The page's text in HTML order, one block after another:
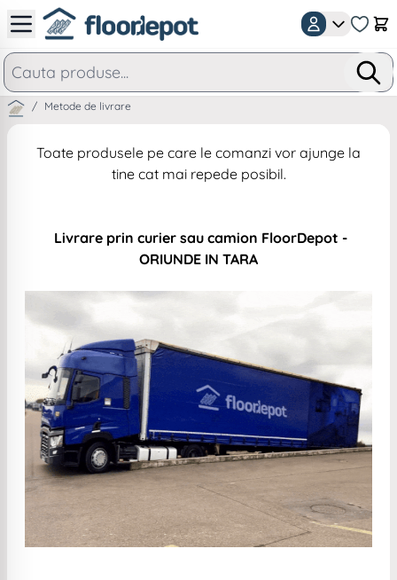
Mergeti la Continut
/ Metode de livrare
Toate produsele pe care le comanzi vor ajunge la
tine cat mai repede posibil.
Livrare prin curier sau camion FloorDepot -
ORIUNDE IN TARA